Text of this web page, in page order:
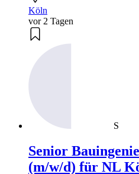
Köln
vor 2 Tagen
S
Senior
(m/w/d) für NL